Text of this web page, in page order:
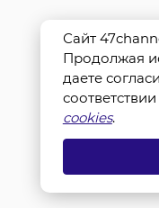
Сайт
Продолжая
даете
соответствии
cookies.